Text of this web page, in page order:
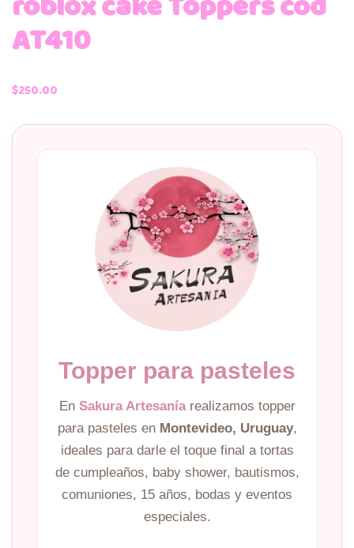
AT410
$250.00
Topper para pasteles
En Sakura Artesaníarealizamos topper
para pasteles en Montevideo, Uruguay,
ideales para darle el toque final a tortas
de cumpleaños, baby shower, bautismos,
comuniones, 15 años, bodas y eventos
especiales.